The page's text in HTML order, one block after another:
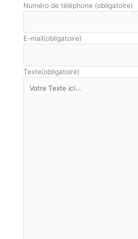
Numéro de téléphone (obligatoire)
E-mail(obligatoire)
Texte(obligatoire)